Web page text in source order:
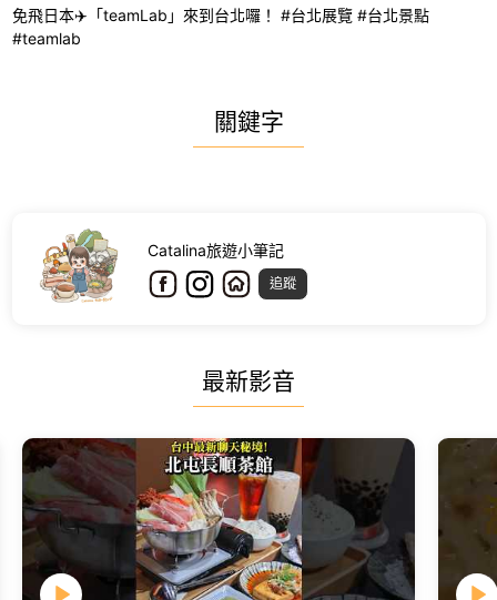
免飛日本✈️「teamLab」來到台北囉！ #台北展覽 #台北景點
#teamlab
關鍵字
Catalina旅遊小筆記
追蹤
最新影音